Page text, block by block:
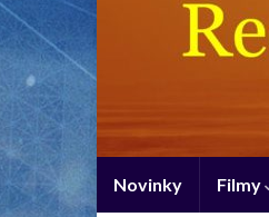
Novinky Filmy